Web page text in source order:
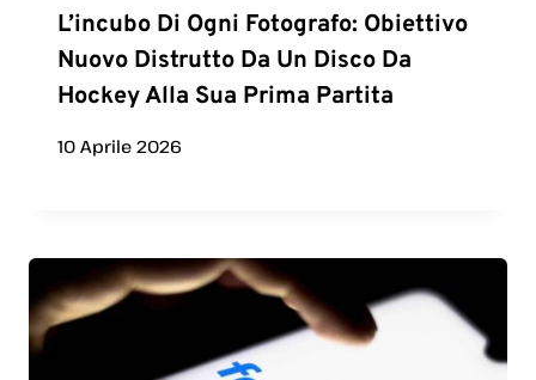
L’incubo Di Ogni Fotografo: Obiettivo
Nuovo Distrutto Da Un Disco Da
Hockey Alla Sua Prima Partita
10 Aprile 2026